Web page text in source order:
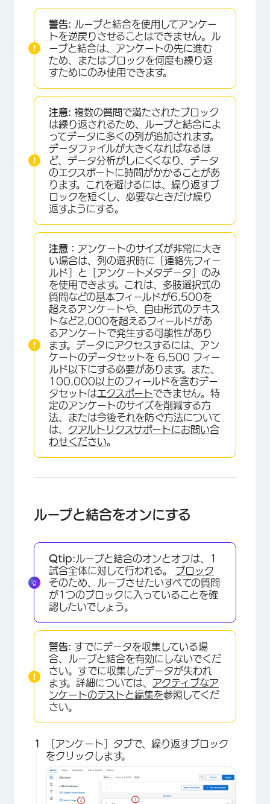
×
警告: ループと結合を使用してアンケー
トを逆戻りさせることはできません。ル
ープと結合は、アンケートの先に進む
ため、またはブロックを何度も繰り返
すためにのみ使用できます。
注意: 複数の質問で満たされたブロック
は繰り返されるため、ループと結合によ
ってデータに多くの列が追加されます。
データファイルが大きくなればなるほ
ど、データ分析がしにくくなり、データ
のエクスポートに時間がかかることがあ
ります。これを避けるには、繰り返すブ
ロックを短くし、必要なときだけ繰り
返すようにする。
注意： アンケートのサイズが非常に大き
い場合は、列の選択時に［連絡先フィー
ルド］と［アンケートメタデータ］のみ
を使用できます。これは、多肢選択式の
質問などの基本フィールドが6,500を
超えるアンケートや、自由形式のテキス
トなど2,000を超えるフィールドがあ
るアンケートで発生する可能性があり
ます。データにアクセスするには、アン
ケートのデータセットを 6,500 フィー
ルド以下にする必要があります。また、
100,000以上のフィールドを含むデー
タセットはエクスポートできません。特
定のアンケートのサイズを削減する方
法、または今後それを防ぐ方法について
は、 クアルトリクスサポートにお問い合
わせください。
ループと結合をオンにする
Qtip: ループと結合のオンとオフは、1
試合全体に対して行われる。 ブロック
そのため、ループさせたいすべての質問
が1つのブロックに入っていることを確
認したいでしょう。
警告: すでにデータを収集している場
合、ループと結合を有効にしないでくだ
さい。すでに収集したデータが失われ
ます。詳細については、 アクティブなア
ンケートのテストと編集を参照してくだ
さい。
［アンケート］タブで、繰り返すブロック
をクリックします。